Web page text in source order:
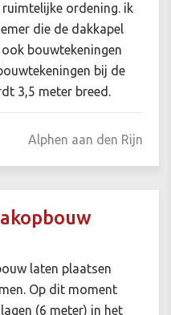
ordening. ik
die de dakkapel
bouwtekeningen
bij de
3,5 meter breed.
Alphen aan den Rijn
laten plaatsen
Op dit moment
(6 meter) in het